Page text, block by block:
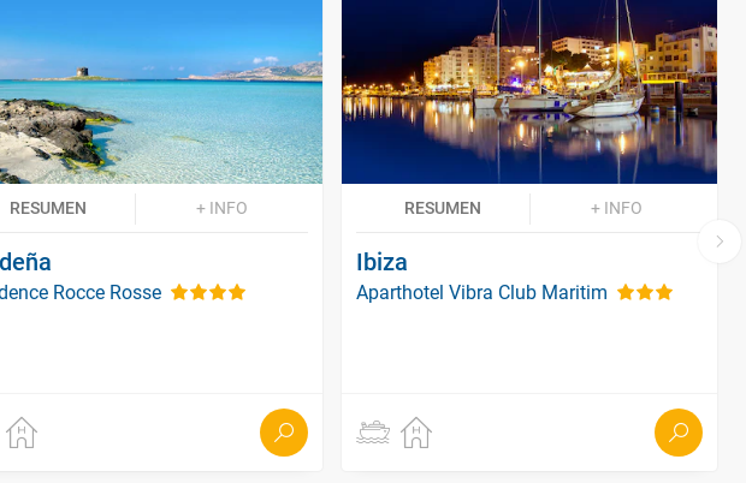
RESUMEN + INFO
Rocce Rosse
RESUMEN + INFO
Ibiza
Aparthotel Vibra Club Maritim